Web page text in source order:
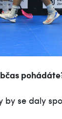
by se daly